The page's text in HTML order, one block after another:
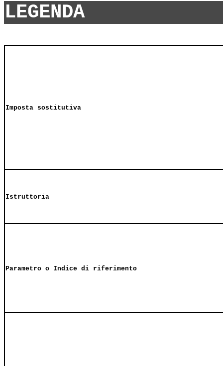
LEGENDA
Imposta sostitutiva
Istruttoria
Parametro o Indice di riferimento